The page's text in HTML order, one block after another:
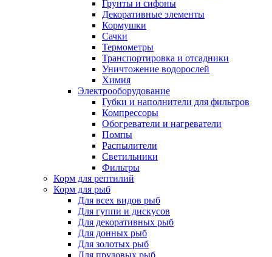
Грунты и сифоны
Декоративные элементы
Кормушки
Сачки
Термометры
Транспортировка и отсадники
Уничтожение водорослей
Химия
Электрооборудование
Губки и наполнители для фильтров
Компрессоры
Обогреватели и нагреватели
Помпы
Распылители
Светильники
Фильтры
Корм для рептилий
Корм для рыб
Для всех видов рыб
Для гуппи и дискусов
Для декоративных рыб
Для донных рыб
Для золотых рыб
Для прудовых рыб